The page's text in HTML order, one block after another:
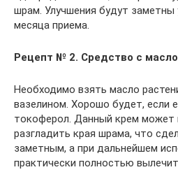
шрам. Улучшения будут заметны
месяца приема.
Рецепт № 2. Средство с
Необходимо взять масло
вазелином. Хорошо будет, если
токоферол. Данный крем может
разгладить края шрама, что
заметным, а при дальнейшем
практически полностью